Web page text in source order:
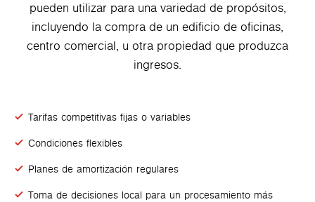
pueden utilizar para una variedad de propósitos,
incluyendo la compra de un edificio de oficinas,
centro comercial, u otra propiedad que produzca
ingresos.
Tarifas competitivas fijas o variables
Condiciones flexibles
Planes de amortización regulares
Toma de decisiones local para un procesamiento más